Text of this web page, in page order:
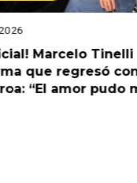
Marcelo Tinelli
que regresó
“El amor pudo